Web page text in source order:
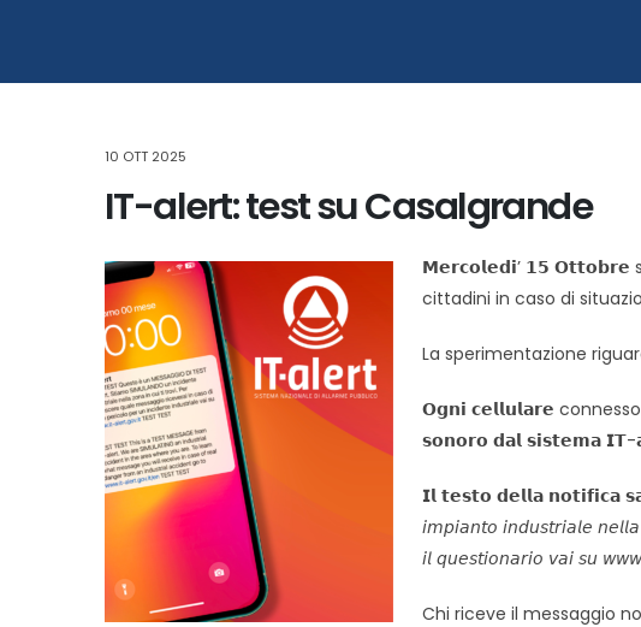
10 OTT 2025
IT-alert: test su Casalgrande
𝗠𝗲𝗿𝗰𝗼𝗹𝗲𝗱𝗶’ 𝟭𝟱
cittadini in caso di
La sperimentazione
𝗢𝗴𝗻𝗶 𝗰𝗲𝗹𝗹𝘂𝗹𝗮𝗿𝗲
𝘀𝗼𝗻𝗼𝗿𝗼 𝗱𝗮𝗹 𝘀𝗶𝘀𝘁𝗲𝗺𝗮 𝗜𝗧-
𝗜𝗹 𝘁𝗲𝘀𝘁𝗼 𝗱𝗲𝗹𝗹𝗮 𝗻𝗼𝘁𝗶𝗳𝗶𝗰𝗮
𝘪𝘮𝘱𝘪𝘢𝘯𝘵𝘰 𝘪𝘯𝘥𝘶𝘴𝘵𝘳𝘪𝘢𝘭𝘦
𝘪𝘭 𝘲𝘶𝘦𝘴𝘵𝘪𝘰𝘯𝘢𝘳𝘪𝘰 𝘷𝘢𝘪 𝘴𝘶
Chi riceve il messaggio